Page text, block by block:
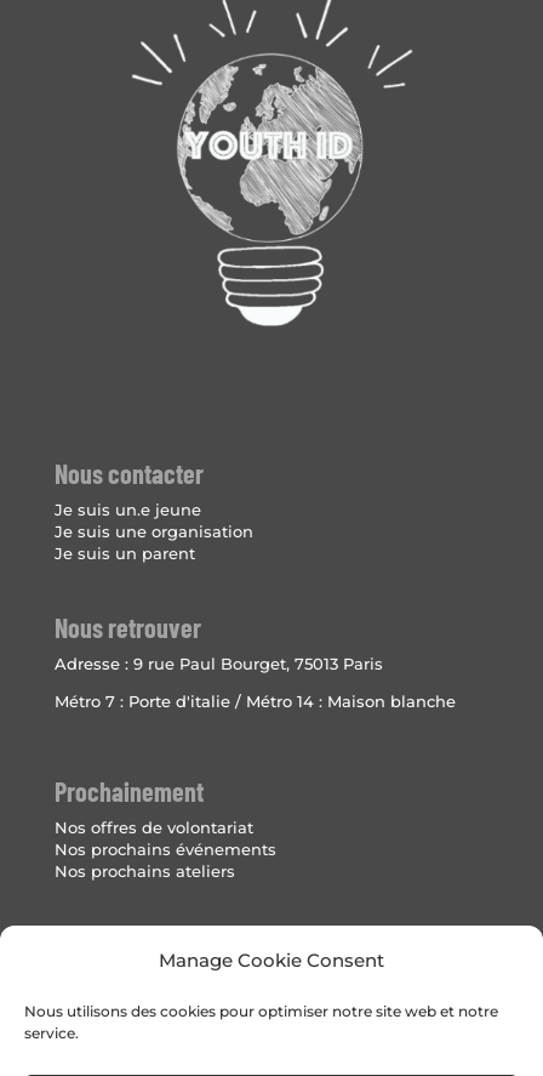
Manage Cookie Consent
Nous utilisons des cookies pour optimiser notre site web et notre
service.
Nous contacter
Je suis un.e jeune
Je suis une organisation
Je suis un parent
Nous retrouver
Adresse : 9 rue Paul Bourget, 75013 Paris
Métro 7 : Porte d'italie / Métro 14 : Maison blanche
Prochainement
Nos offres de volontariat
Nos prochains événements
Nos prochains ateliers
Politique de cookies (UE)